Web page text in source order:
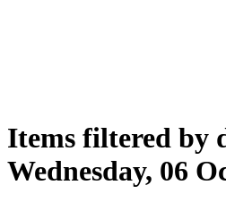
Items filtered by
Wednesday, 06